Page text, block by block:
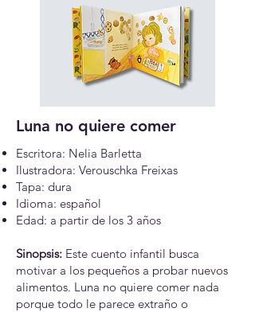
Luna no quiere comer
Escritora: Nelia Barletta
Ilustradora: Verouschka Freixas
Tapa: dura
Idioma: español
Edad: a partir de los 3 años
Sinopsis: Este cuento infantil busca
motivar a los pequeños a probar nuevos
alimentos. Luna no quiere comer nada
porque todo le parece extraño o